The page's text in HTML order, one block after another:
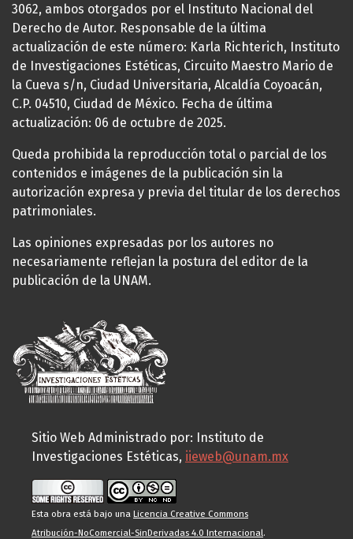
3062, ambos otorgados por el Instituto Nacional del
Derecho de Autor. Responsable de la última
actualización de este número: Karla Richterich, Instituto
de Investigaciones Estéticas, Circuito Maestro Mario de
la Cueva s/n, Ciudad Universitaria, Alcaldía Coyoacán,
C.P. 04510, Ciudad de México. Fecha de última
actualización: 06 de octubre de 2025.
Queda prohibida la reproducción total o parcial de los
contenidos e imágenes de la publicación sin la
autorización expresa y previa del titular de los derechos
patrimoniales.
Las opiniones expresadas por los autores no
necesariamente reflejan la postura del editor de la
publicación de la UNAM.
Sitio Web Administrado por: Instituto de
Investigaciones Estéticas, iieweb@unam.mx
Esta obra está bajo una Licencia Creative Commons
Atribución-NoComercial-SinDerivadas 4.0 Internacional.